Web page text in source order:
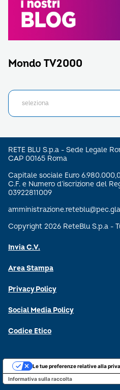
Mondo TV2000
RETE BLU S.p.a - Sede Legale
CAP 00165 Roma
Capitale sociale Euro
C.F. e Numero d’iscrizione del
03922811009
Copyright 2026 ReteBlu S.p.a -
Invia C.V.
Area Stampa
Privacy Policy
Social Media Policy
Codice Etico
Informativa sulla raccolta
Le tue preferenze relative alla